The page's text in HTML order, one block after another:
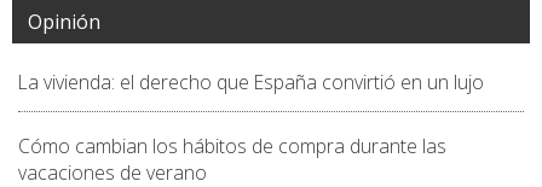
Opinión
La vivienda: el derecho que España convirtió en un lujo
Cómo cambian los hábitos de compra durante las
vacaciones de verano